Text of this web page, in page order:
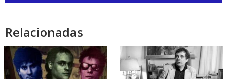
Relacionadas